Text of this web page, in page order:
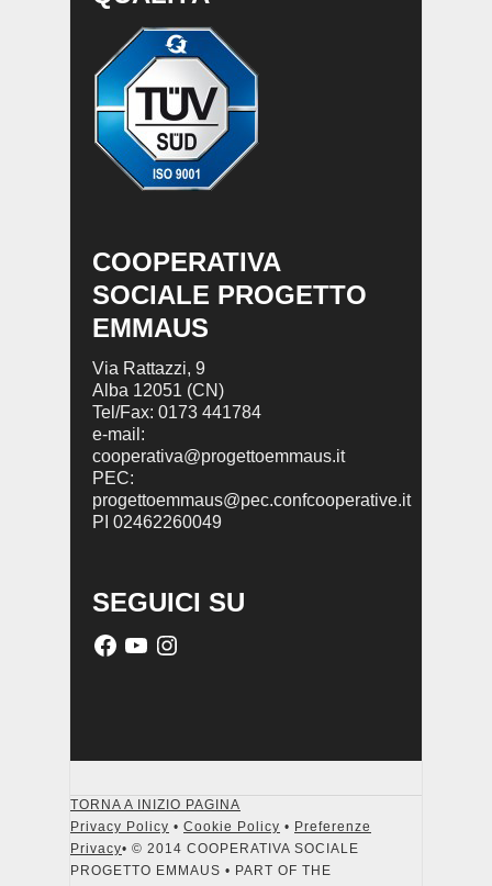
COOPERATIVA
SOCIALE PROGETTO
EMMAUS
Via Rattazzi, 9
Alba 12051 (CN)
Tel/Fax: 0173 441784
e-mail:
cooperativa@progettoemmaus.it
PEC:
progettoemmaus@pec.confcooperative.it
PI 02462260049
SEGUICI SU
TORNA A INIZIO PAGINA
Privacy Policy • Cookie Policy • Preferenze
Privacy• © 2014 COOPERATIVA SOCIALE
PROGETTO EMMAUS • PART OF THE